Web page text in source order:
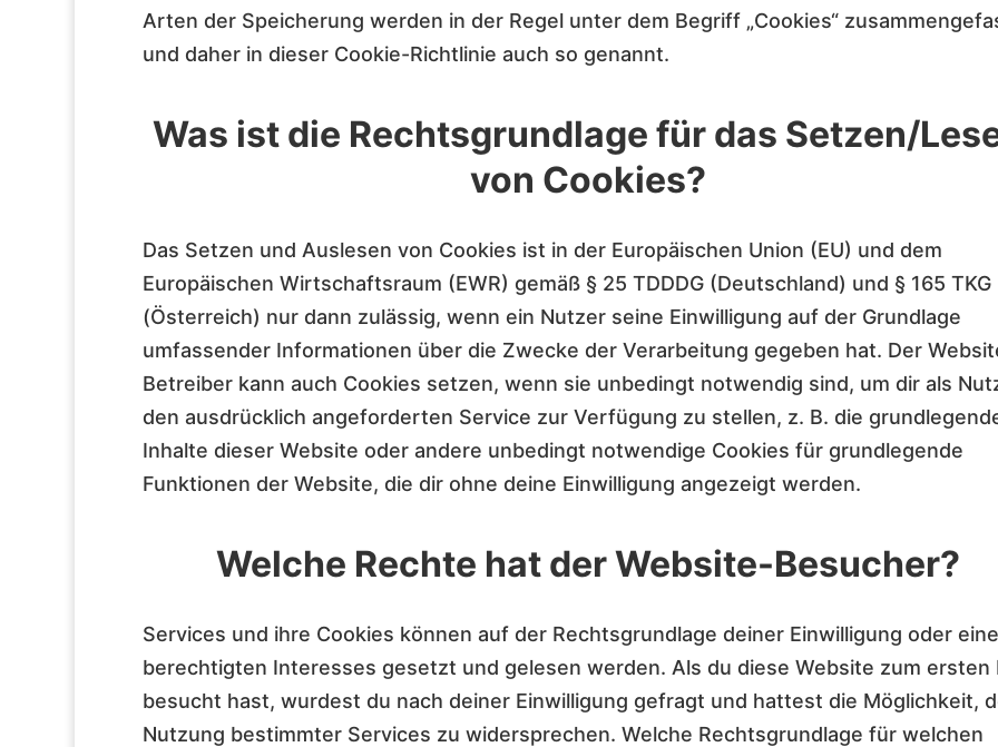
Arten der Speicherung werden in der Regel unter dem Begriff „Cookies“
und daher in dieser Cookie-Richtlinie auch so genannt.
Was ist die Rechtsgrundlage für das Setzen/
von Cookies?
Das Setzen und Auslesen von Cookies ist in der Europäischen Union (EU) und dem
Europäischen Wirtschaftsraum (EWR) gemäß § 25 TDDDG (Deutschland) und § 165 TKG
(Österreich) nur dann zulässig, wenn ein Nutzer seine Einwilligung auf der Grundlage
umfassender Informationen über die Zwecke der Verarbeitung gegeben hat. Der
Betreiber kann auch Cookies setzen, wenn sie unbedingt notwendig sind, um dir als
den ausdrücklich angeforderten Service zur Verfügung zu stellen, z. B. die
Inhalte dieser Website oder andere unbedingt notwendige Cookies für grundlegende
Funktionen der Website, die dir ohne deine Einwilligung angezeigt werden.
Welche Rechte hat der Website-Besucher?
Services und ihre Cookies können auf der Rechtsgrundlage deiner Einwilligung oder
berechtigten Interesses gesetzt und gelesen werden. Als du diese Website zum ersten
besucht hast, wurdest du nach deiner Einwilligung gefragt und hattest die Möglichkeit,
Nutzung bestimmter Services zu widersprechen. Welche Rechtsgrundlage für welchen